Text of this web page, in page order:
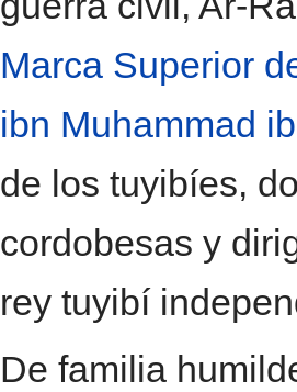
Marca Superior
ibn Muhammad
de los tuyibíes,
cordobesas y
rey tuyibí
De familia